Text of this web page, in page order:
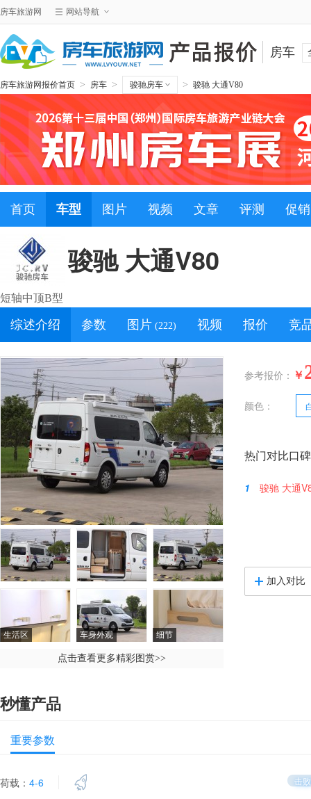
房车旅游网 网站导航
房车
房车旅游网报价首页 > 房车 > 骏驰房车 > 骏驰 大通V80
首页 车型 图片 视频 文章 评测 促销
骏驰 大通V80
短轴中顶B型
综述介绍 参数 图片 (222) 视频 报价 竞
生活区 车身外观 细节
点击查看更多精彩图赏>>
参考报价： ￥
颜色：
热门对比口
1 骏驰 大通
加入对比
秒懂产品
重要参数
荷载： 4-6 击